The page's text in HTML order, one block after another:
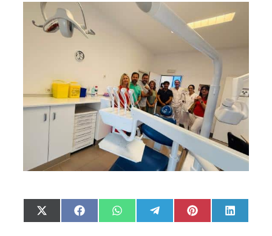
C
o
X
(
C
o
F
a
C
o
W
h
C
o
e
C
o
P
i
C
o
L
i